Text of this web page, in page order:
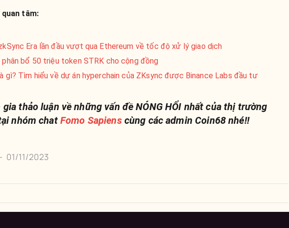
tâm:
Era lần đầu vượt qua Ethereum về tốc độ xử lý giao dịch
bổ 50 triệu token STRK cho cộng đồng
gì? Tìm hiểu về dự án hyperchain của ZKsync được Binance Labs đầu tư
gia thảo luận về những vấn đề NÓNG HỔI nhất của thị trường
nhóm chat Fomo Sapiens cùng các admin Coin68 nhé!!
- 01/11/2023